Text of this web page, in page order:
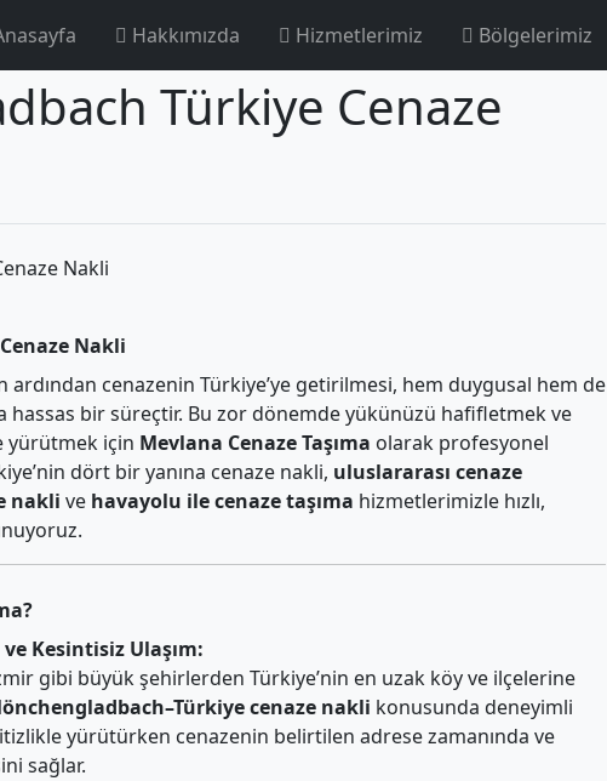
Hakkımızda Hizmetlerimiz Bölgelerimiz
Mönchengladbach
Türkiye Cenaze
Nakli
ardından cenazenin Türkiye’ye getirilmesi, hem duygusal hem de
hassas bir süreçtir. Bu zor dönemde yükünüzü hafifletmek ve
yürütmek için Mevlana Cenaze Taşıma olarak profesyonel
dört bir yanına cenaze nakli, uluslararası cenaze
nakli ve havayolu ile cenaze taşıma hizmetlerimizle hızlı,
Kesintisiz Ulaşım:
gibi büyük şehirlerden Türkiye’nin en uzak köy ve ilçelerine
cenaze nakli konusunda deneyimli
yürütürken cenazenin belirtilen adrese zamanında ve
sağlar.